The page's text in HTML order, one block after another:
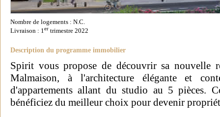
Nombre de logements : N.C.
Livraison : 1er trimestre 2022
Description du programme immobilier
Spirit vous propose de découvrir sa nouvelle
Malmaison, à l'architecture élégante et
d'appartements allant du studio au 5 pièces.
bénéficiez du meilleur choix pour devenir